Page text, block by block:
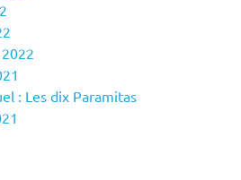
: Les dix Paramitas